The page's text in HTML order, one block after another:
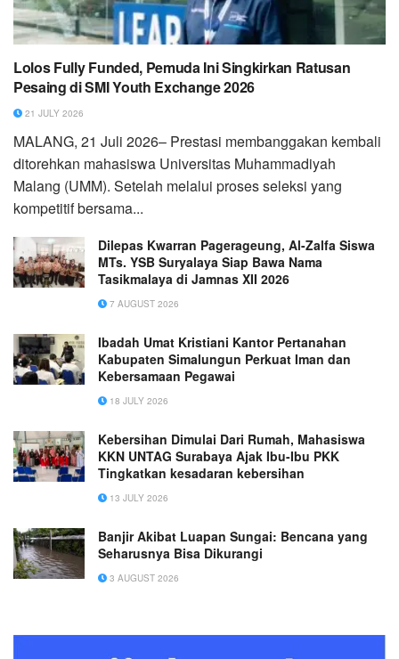
Lolos Fully Funded, Pemuda Ini Singkirkan Ratusan
Pesaing di SMI Youth Exchange 2026
21 JULY 2026
MALANG, 21 Juli 2026– Prestasi membanggakan kembali
ditorehkan mahasiswa Universitas Muhammadiyah
Malang (UMM). Setelah melalui proses seleksi yang
kompetitif bersama...
Dilepas Kwarran Pagerageung, Al-Zalfa Siswa
MTs. YSB Suryalaya Siap Bawa Nama
Tasikmalaya di Jamnas XII 2026
7 AUGUST 2026
Ibadah Umat Kristiani Kantor Pertanahan
Kabupaten Simalungun Perkuat Iman dan
Kebersamaan Pegawai
18 JULY 2026
Kebersihan Dimulai Dari Rumah, Mahasiswa
KKN UNTAG Surabaya Ajak Ibu-Ibu PKK
Tingkatkan kesadaran kebersihan
13 JULY 2026
Banjir Akibat Luapan Sungai: Bencana yang
Seharusnya Bisa Dikurangi
3 AUGUST 2026